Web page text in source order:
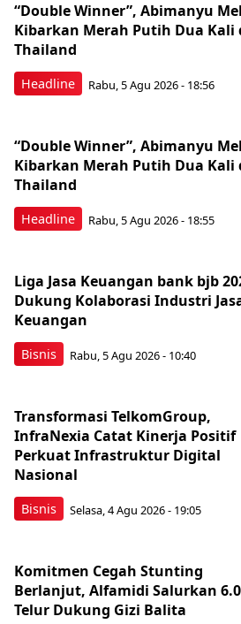
Headline
“Double Winner”, Abimanyu
Kibarkan Merah Putih Dua Kali
Thailand
Rabu, 5 Agu 2026 - 18:56
Headline
“Double Winner”, Abimanyu
Kibarkan Merah Putih Dua Kali
Thailand
Rabu, 5 Agu 2026 - 18:55
Bisnis
Liga Jasa Keuangan bank bjb
Dukung Kolaborasi Industri
Keuangan
Rabu, 5 Agu 2026 - 10:40
Bisnis
Transformasi TelkomGroup,
InfraNexia Catat Kinerja Positif
Perkuat Infrastruktur Digital
Nasional
Selasa, 4 Agu 2026 - 19:05
Komitmen Cegah Stunting
Berlanjut, Alfamidi Salurkan
Telur Dukung Gizi Balita